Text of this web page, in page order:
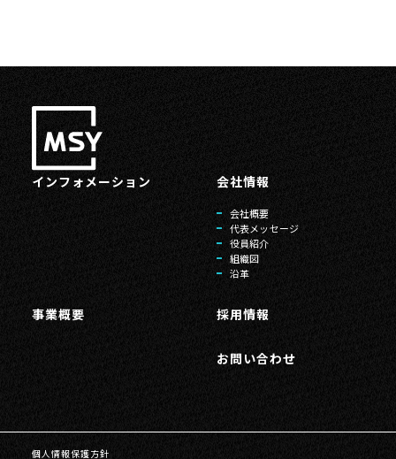
インフォメーション 会社情報
会社概要
代表メッセージ
役員紹介
組織図
沿革
事業概要 採用情報
お問い合わせ
個人情報保護方針